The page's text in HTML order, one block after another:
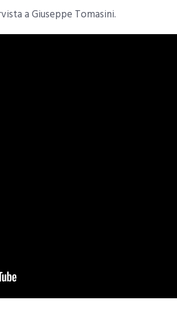
a Giuseppe Tomasini.